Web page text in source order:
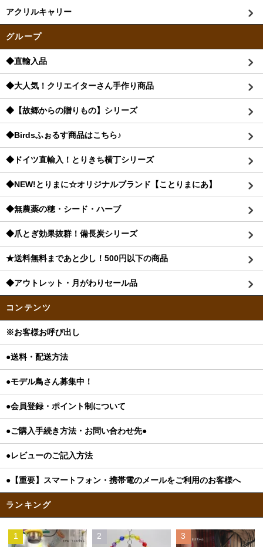
アクリルキャリー
グループ
◆直輸入品
◆大人気！クリエイターさん手作り商品
◆【故郷からの贈りもの】シリーズ
◆Birdsふぉるす商品はこちら♪
◆ドイツ直輸入！とりきち横丁シリーズ
◆NEW!とりまに☆オリジナルブランド【ことりまにあ】
◆無農薬の穂・シード・ハーブ
◆爪とぎ効果抜群！備長炭シリーズ
★送料無料まであと少し！500円以下の商品
◆アウトレット・月がわりセール品
コンテンツ
※お客様お呼び出し
●送料・配送方法
●モデル鳥さん募集中！
●会員登録・ポイント制について
●ご購入手続き方法・お問い合わせ先●
●レビューのご記入方法
●【重要】スマートフォン・携帯電のメールをご利用のお客様へ
ランキング
1 2 3